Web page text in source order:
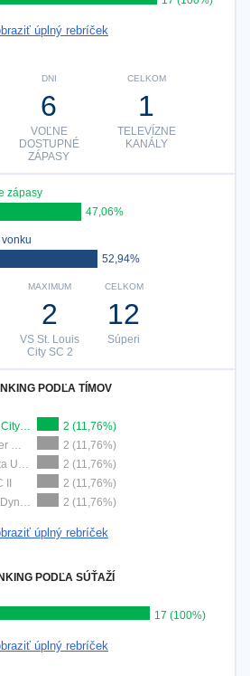
úplný rebríček
CELKOM
1
TELEVÍZNE
KANÁLY
DNI
6
VOĽNE
DOSTUPNÉ
ZÁPASY
zápasy
47,06%
52,94%
CELKOM
12
Súperi
MAXIMUM
2
VS St. Louis
City SC 2
PODĽA TÍMOV
St. Louis City SC 2
2 (11,76%)
Vancouver Whitecaps 2
2 (11,76%)
Minnesota Utd. 2
2 (11,76%)
2 (11,76%)
Houston Dynamo 2
2 (11,76%)
úplný rebríček
PODĽA SÚŤAŽÍ
17 (100%)
úplný rebríček